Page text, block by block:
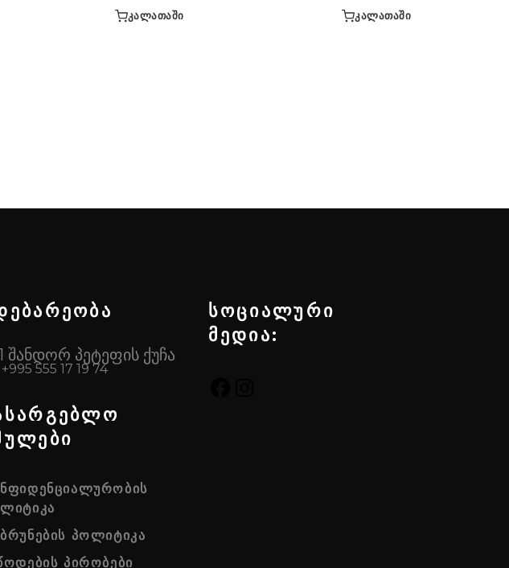
ᲙᲐᲚᲐᲗᲐᲨᲘ ᲙᲐᲚᲐᲗᲐᲨᲘ
შანდორ პეტეფის ქუჩა
+995 555 17 19 74
ᲞᲝᲚᲘᲢᲘᲙᲐ
ᲞᲘᲠᲝᲑᲔᲑᲘ
სოციალური
მედია: